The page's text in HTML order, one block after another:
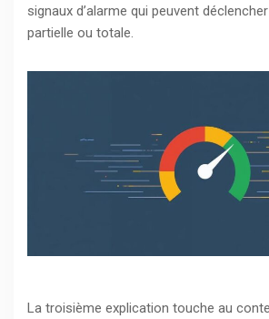
signaux d’alarme qui peuvent
partielle ou totale.
La troisième explication touche au